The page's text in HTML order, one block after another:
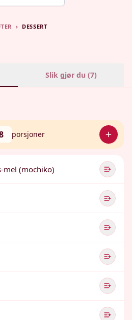
› DESSERT
Slik gjør du (7)
porsjoner
mel (mochiko)